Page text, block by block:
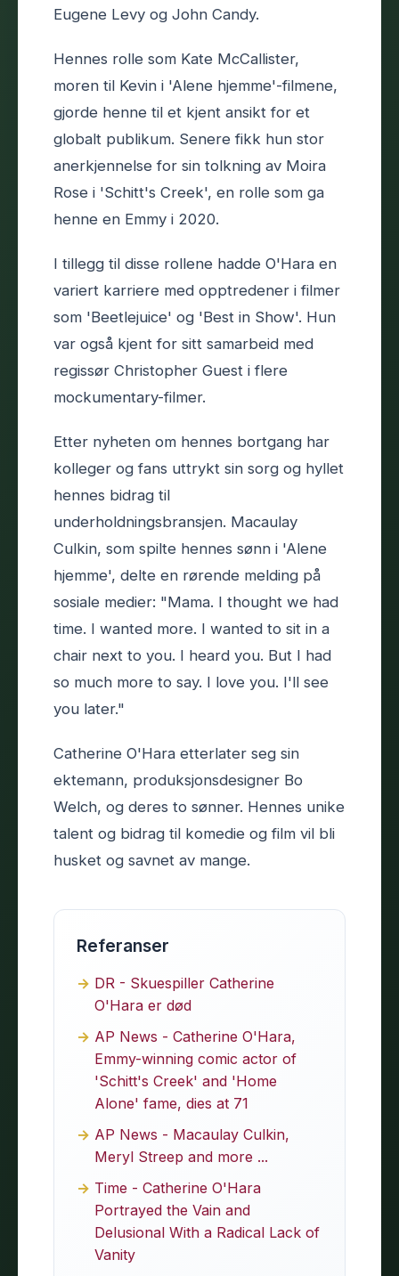
Eugene Levy og John Candy.
Hennes rolle som Kate McCallister,
moren til Kevin i 'Alene hjemme'-filmene,
gjorde henne til et kjent ansikt for et
globalt publikum. Senere fikk hun stor
anerkjennelse for sin tolkning av Moira
Rose i 'Schitt's Creek', en rolle som ga
henne en Emmy i 2020.
I tillegg til disse rollene hadde O'Hara en
variert karriere med opptredener i filmer
som 'Beetlejuice' og 'Best in Show'. Hun
var også kjent for sitt samarbeid med
regissør Christopher Guest i flere
mockumentary-filmer.
Etter nyheten om hennes bortgang har
kolleger og fans uttrykt sin sorg og hyllet
hennes bidrag til
underholdningsbransjen. Macaulay
Culkin, som spilte hennes sønn i 'Alene
hjemme', delte en rørende melding på
sosiale medier: "Mama. I thought we had
time. I wanted more. I wanted to sit in a
chair next to you. I heard you. But I had
so much more to say. I love you. I'll see
you later."
Catherine O'Hara etterlater seg sin
ektemann, produksjonsdesigner Bo
Welch, og deres to sønner. Hennes unike
talent og bidrag til komedie og film vil bli
husket og savnet av mange.
Referanser
DR - Skuespiller Catherine
O'Hara er død
AP News - Catherine O'Hara,
Emmy-winning comic actor of
'Schitt's Creek' and 'Home
Alone' fame, dies at 71
AP News - Macaulay Culkin,
Meryl Streep and more ...
Time - Catherine O'Hara
Portrayed the Vain and
Delusional With a Radical Lack of
Vanity